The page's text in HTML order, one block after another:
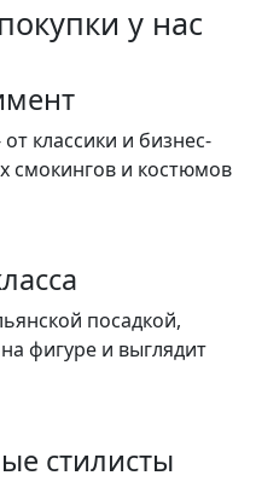
у нас
классики и бизнес-
смокингов и костюмов
посадкой,
фигуре и выглядит
стилисты